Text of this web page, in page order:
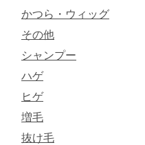
かつら・ウィッグ
その他
シャンプー
ハゲ
ヒゲ
増毛
抜け毛